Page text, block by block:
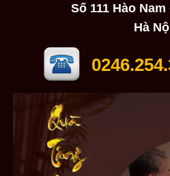
Số 111 Hào
Hà